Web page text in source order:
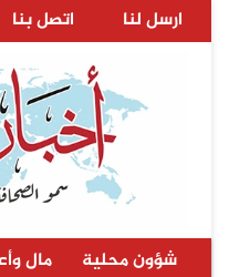
ارسل لنا اتصل بنا
شؤون محلية مال